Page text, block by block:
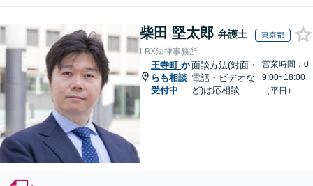
柴田 堅太郎 弁護士 東京都
LBX法律事務所
王寺町 か
らも相談
受付中
面談方法(対面・
電話・ビデオな
ど)は応相談
営業時間：0
9:00~18:00
（平日）